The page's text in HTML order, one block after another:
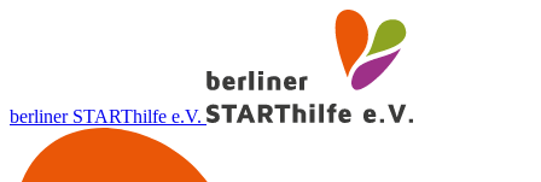
berliner STARThilfe e.V.